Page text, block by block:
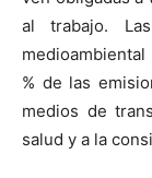
al trabajo.
% de las
medios de
salud y a la